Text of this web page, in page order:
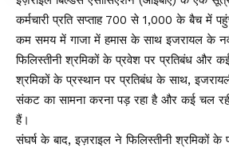
कर्मचारी प्रति सप्ताह 700 से 1,000 के बैच में
कम समय में गाजा में हमास के साथ इजरायल के
फिलिस्तीनी श्रमिकों के प्रवेश पर प्रतिबंध और
श्रमिकों के प्रस्थान पर प्रतिबंध के साथ, इजरायली
संकट का सामना करना पड़ रहा है और कई चल रही
हैं।
संघर्ष के बाद, इज़राइल ने फिलिस्तीनी श्रमिकों के